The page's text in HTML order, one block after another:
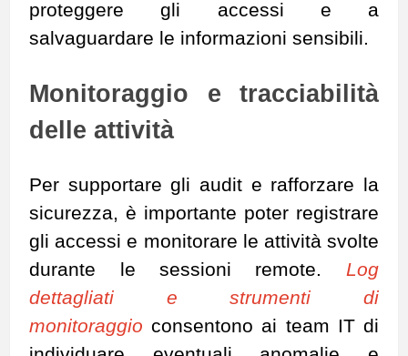
proteggere gli accessi e a
salvaguardare le informazioni sensibili.
Monitoraggio e tracciabilità
delle attività
Per supportare gli audit e rafforzare la
sicurezza, è importante poter registrare
gli accessi e monitorare le attività svolte
durante le sessioni remote. Log
dettagliati e strumenti di
monitoraggio consentono ai team ITdi